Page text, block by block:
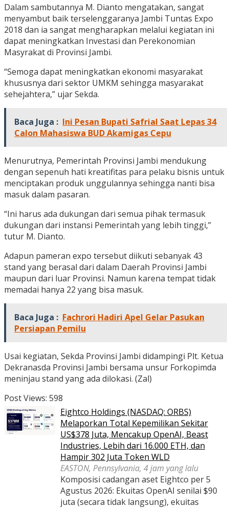
Dalam sambutannya M. Dianto mengatakan, sangat
menyambut baik terselenggaranya Jambi Tuntas Expo
2018 dan ia sangat mengharapkan melalui kegiatan ini
dapat meningkatkan Investasi dan Perekonomian
Masyrakat di Provinsi Jambi.
“Semoga dapat meningkatkan ekonomi masyarakat
khususnya dari sektor UMKM sehingga masyarakat
sehejahtera,” ujar Sekda.
Baca Juga : Ini Pesan Bupati Safrial Saat Lepas 34
Calon Mahasiswa BUD Akamigas Cepu
Menurutnya, Pemerintah Provinsi Jambi mendukung
dengan sepenuh hati kreatifitas para pelaku bisnis untuk
menciptakan produk unggulannya sehingga nanti bisa
masuk dalam pasaran.
“Ini harus ada dukungan dari semua pihak termasuk
dukungan dari instansi Pemerintah yang lebih tinggi,”
tutur M. Dianto.
Adapun pameran expo tersebut diikuti sebanyak 43
stand yang berasal dari dalam Daerah Provinsi Jambi
maupun dari luar Provinsi. Namun karena tempat tidak
memadai hanya 22 yang bisa masuk.
Baca Juga : Fachrori Hadiri Apel Gelar Pasukan
Persiapan Pemilu
Usai kegiatan, Sekda Provinsi Jambi didampingi Plt. Ketua
Dekranasda Provinsi Jambi bersama unsur Forkopimda
meninjau stand yang ada dilokasi. (Zal)
Post Views: 598
Eightco Holdings (NASDAQ: ORBS)
Melaporkan Total Kepemilikan Sekitar
US$378 Juta, Mencakup OpenAI, Beast
Industries, Lebih dari 16.000 ETH, dan
Hampir 302 Juta Token WLD
EASTON, Pennsylvania, 4 jam yang lalu
Komposisi cadangan aset Eightco per 5
Agustus 2026: Ekuitas OpenAI senilai $90
juta (secara tidak langsung), ekuitas